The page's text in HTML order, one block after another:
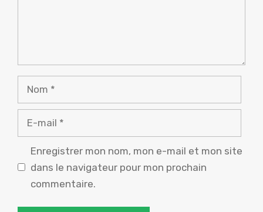
Nom
Enregistrer mon nom, mon e-mail et mon site
dans le navigateur pour mon prochain
commentaire.